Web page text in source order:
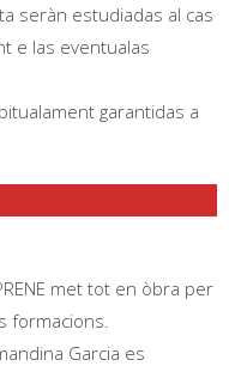
seràn estudiadas al cas
e las eventualas
garantidas a
met tot en òbra per
formacions.
Garcia es